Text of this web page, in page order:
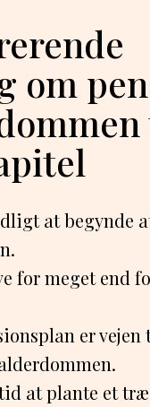
om
at begynde
for meget end
er vejen
at plante et